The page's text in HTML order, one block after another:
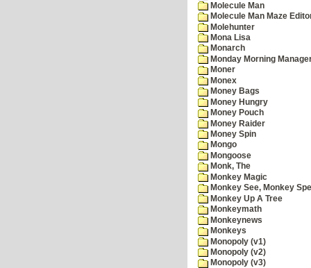
Molecule Man
Molecule Man Maze
Molehunter
Mona Lisa
Monarch
Monday Morning
Moner
Monex
Money Bags
Money Hungry
Money Pouch
Money Raider
Money Spin
Mongo
Mongoose
Monk, The
Monkey Magic
Monkey See, Monkey
Monkey Up A Tree
Monkeymath
Monkeynews
Monkeys
Monopoly (v1)
Monopoly (v2)
Monopoly (v3)